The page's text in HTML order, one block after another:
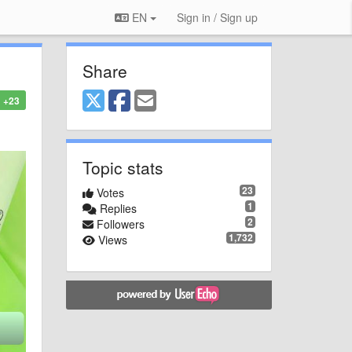
EN Sign in / Sign up
+23
Share
Topic stats
23
Votes
1
Replies
2
Followers
1,732
Views